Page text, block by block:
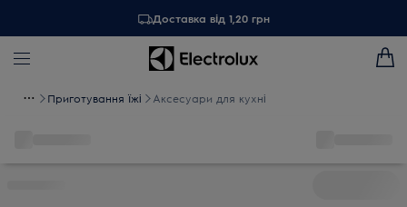
Доставка від 1,20 грн
Приготування їжі Аксесуари для кухні